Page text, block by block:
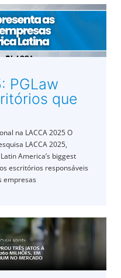
PGLaw
que
na LACCA 2025 O
LACCA 2025,
America’s biggest
escritórios responsáveis
empresas